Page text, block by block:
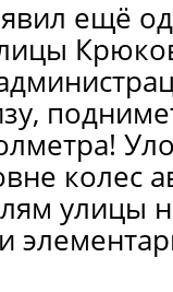
ещё
колес
улицы